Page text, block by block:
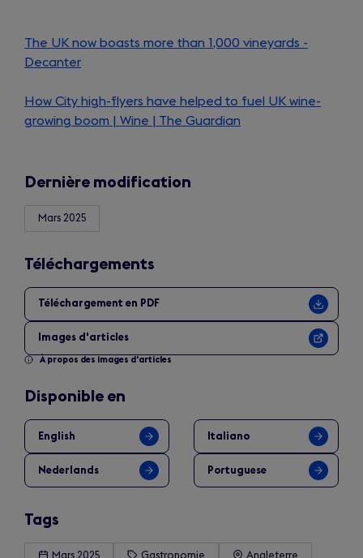
The UK now boasts more than 1,000 vineyards -
Decanter
a
new
How City high-flyers have helped to fuel UK wine-
growing boom | Wine | The Guardian
Dernière modification
Mars 2025
Téléchargements
Téléchargement en PDF
Images d'articles
À propos des images d'articles
Disponible en
English Italiano
Nederlands Portuguese
Tags